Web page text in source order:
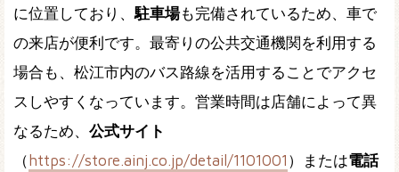
に位置しており、駐車場も完備されているため、車で
の来店が便利です。最寄りの公共交通機関を利用する
場合も、松江市内のバス路線を活用することでアクセ
スしやすくなっています。営業時間は店舗によって異
なるため、 公式サイト
（ https://store.ainj.co.jp/detail/1101001 ）または電話